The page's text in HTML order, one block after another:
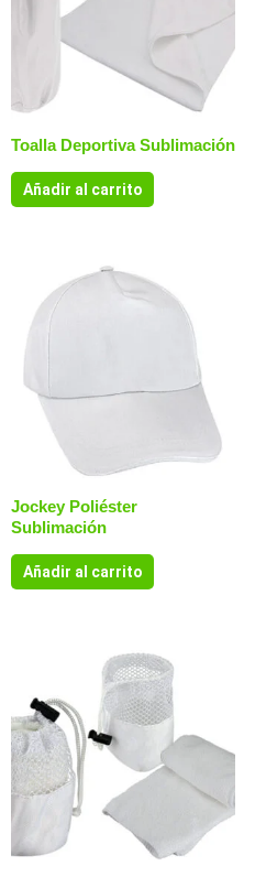
Toalla Deportiva Sublimación
Añadir al carrito
Jockey Poliéster
Sublimación
Añadir al carrito